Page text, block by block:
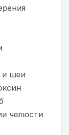
и шеи
челюсти